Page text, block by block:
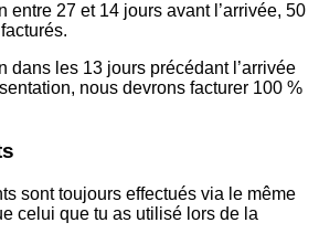
entre 27 et 14 jours avant l’arrivée, 50
dans les 13 jours précédant l’arrivée
nous devrons facturer 100 %
sont toujours effectués via le même
celui que tu as utilisé lors de la